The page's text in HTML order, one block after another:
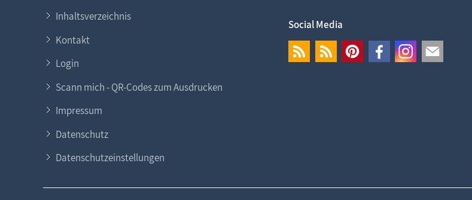
Inhaltsverzeichnis
Kontakt
Login
Scann mich - QR-Codes zum Ausdrucken
Impressum
Datenschutz
Datenschutzeinstellungen
Social Media